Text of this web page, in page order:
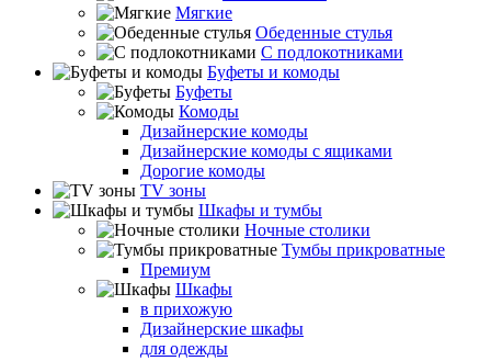
Мягкие
Обеденные стулья
С подлокотниками
Буфеты и комоды
Буфеты
Комоды
Дизайнерские комоды
Дизайнерские комоды с ящиками
Дорогие комоды
TV зоны
Шкафы и тумбы
Ночные столики
Тумбы прикроватные
Премиум
Шкафы
в прихожую
Дизайнерские шкафы
для одежды